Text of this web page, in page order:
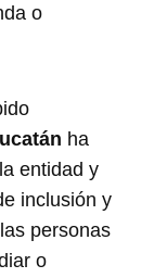
o
ha
entidad y
inclusión y
personas
o